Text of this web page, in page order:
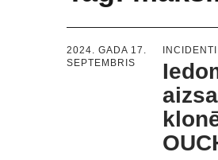
2024. GADA 17.
SEPTEMBRIS